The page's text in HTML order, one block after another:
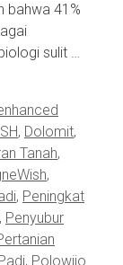
bahwa 41%
sulit …
, Dolomit,
Tanah,
,
, Peningkat
, Penyubur
, Polowijo